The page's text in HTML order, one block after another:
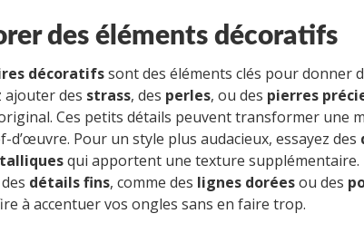
des éléments décoratifs
décoratifssont des éléments clés pour donner
ajouter des strass, des perles, ou des pierres
Ces petits détails peuvent transformer une
d’œuvre. Pour un style plus audacieux, essayez des
qui apportent une texture
détails fins, comme des lignes doréesou des
à accentuer vos ongles sans en faire trop.